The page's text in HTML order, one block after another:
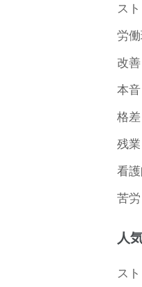
ス
労
改善
本音
格差
残業
看
苦労
人
ス